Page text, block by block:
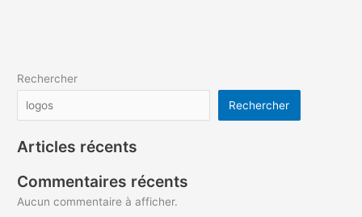
Rechercher
Rechercher
Articles récents
Commentaires récents
Aucun commentaire à afficher.